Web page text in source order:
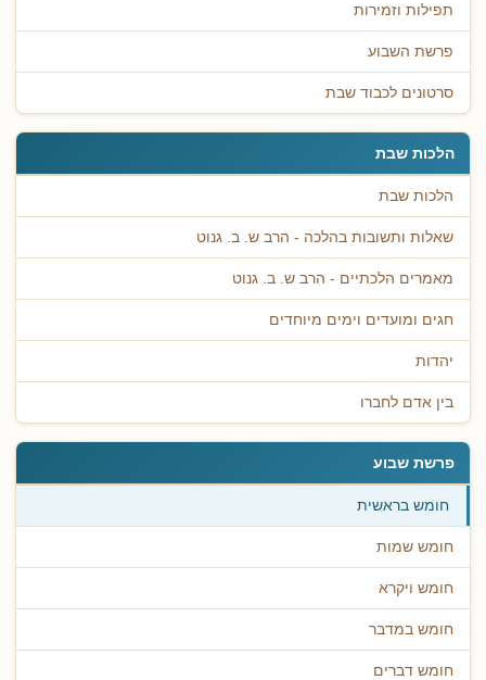
תפילות וזמירות
פרשת השבוע
סרטונים לכבוד שבת
הלכות שבת
הלכות שבת
שאלות ותשובות בהלכה - הרב ש. ב. גנוט
מאמרים הלכתיים - הרב ש. ב. גנוט
חגים ומועדים וימים מיוחדים
יהדות
בין אדם לחברו
פרשת שבוע
חומש בראשית
חומש שמות
חומש ויקרא
חומש במדבר
חומש דברים